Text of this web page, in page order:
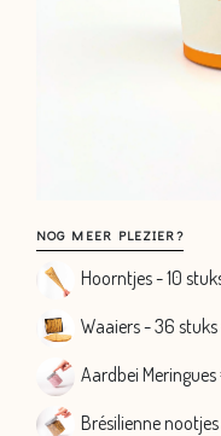
NOG MEER PLEZIER?
Nog
meer
plezier?
Hoorntjes - 10
Aardbei
Brésilienne